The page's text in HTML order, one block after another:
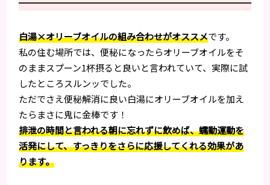
白湯×オリーブオイルの組み合わせがオススメです。
私の住む場所では、便秘になったらオリーブオイルをそ
のままスプーン1杯摂ると良いと言われていて、実際に試
したところスルンッでした。
ただでさえ便秘解消に良い白湯にオリーブオイルを加え
たらまさに鬼に金棒です！
排泄の時間と言われる朝に忘れずに飲めば、蠕動運動を
活発にして、すっきりをさらに応援してくれる効果があ
ります。